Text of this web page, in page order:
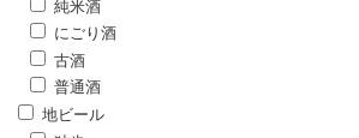
純米酒
にごり酒
古酒
普通酒
地ビール